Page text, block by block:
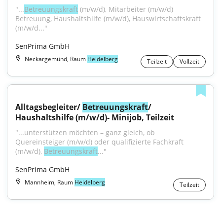
"...Betreuungskraft (m/w/d), Mitarbeiter (m/w/d)
Betreuung, Haushaltshilfe (m/w/d), Hauswirtschaftskraft
(m/w/d..."
SenPrima GmbH
Neckargemünd, Raum Heidelberg Teilzeit Vollzeit
Alltagsbegleiter/ Betreuungskraft/
Haushaltshilfe (m/w/d)- Minijob, Teilzeit
"...unterstützen möchten – ganz gleich, ob
Quereinsteiger (m/w/d) oder qualifizierte Fachkraft
(m/w/d), Betreuungskraft..."
SenPrima GmbH
Mannheim, Raum Heidelberg Teilzeit